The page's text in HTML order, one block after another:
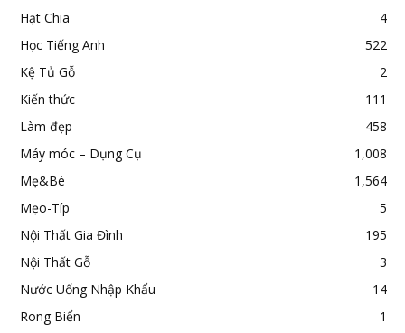
Hạt Chia
4
Học Tiếng Anh
522
Kệ Tủ Gỗ
2
Kiến thức
111
Làm đẹp
458
Máy móc – Dụng Cụ
1,008
Mẹ&Bé
1,564
Mẹo-Típ
5
Nội Thất Gia Đình
195
Nội Thất Gỗ
3
Nước Uống Nhập Khẩu
14
Rong Biển
1